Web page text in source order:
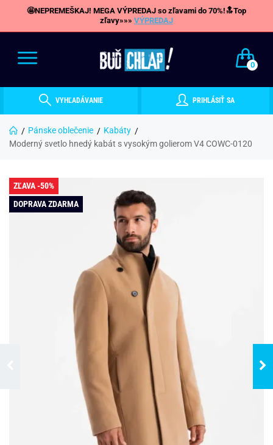
🤩NEPREMEŠKAJ! MEGA VÝPREDAJ so zľavami do 70%!🔝Top
zľavy»»» VÝPREDAJ
0
VYHĽADÁVANIE PRIHLÁSIŤ SA
Pánske oblečenie
Kabáty
Moderný svetlo hnedý kabát s vysokým golierom V4 COWC-0120
ZĽAVA -50%
DOPRAVA ZDARMA